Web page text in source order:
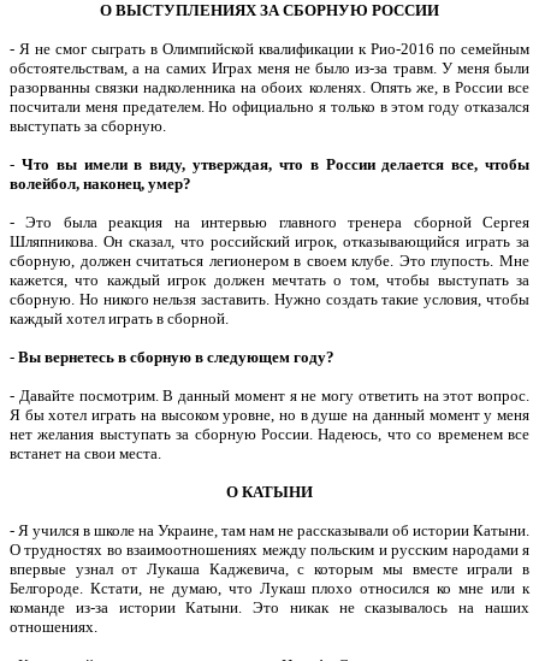
О ВЫСТУПЛЕНИЯХ ЗА СБОРНУЮ РОССИИ
- Я не смог сыграть в Олимпийской квалификации к Рио-2016 по семейным
обстоятельствам, а на самих Играх меня не было из-за травм. У меня были
разорванны связки надколенника на обоих коленях. Опять же, в России все
посчитали меня предателем. Но официально я только в этом году отказался
выступать за сборную.
- Что вы имели в виду, утверждая, что в России делается все, чтобы
волейбол, наконец, умер?
- Это была реакция на интервью главного тренера сборной Сергея
Шляпникова. Он сказал, что российский игрок, отказывающийся играть за
сборную, должен считаться легионером в своем клубе. Это глупость. Мне
кажется, что каждый игрок должен мечтать о том, чтобы выступать за
сборную. Но никого нельзя заставить. Нужно создать такие условия, чтобы
каждый хотел играть в сборной.
- Вы вернетесь в сборную в следующем году?
- Давайте посмотрим. В данный момент я не могу ответить на этот вопрос.
Я бы хотел играть на высоком уровне, но в душе на данный момент у меня
нет желания выступать за сборную России. Надеюсь, что со временем все
встанет на свои места.
О КАТЫНИ
- Я учился в школе на Украине, там нам не рассказывали об истории Катыни.
О трудностях во взаимоотношениях между польским и русским народами я
впервые узнал от Лукаша Каджевича, с которым мы вместе играли в
Белгороде. Кстати, не думаю, что Лукаш плохо относился ко мне или к
команде из-за истории Катыни. Это никак не сказывалось на наших
отношениях.